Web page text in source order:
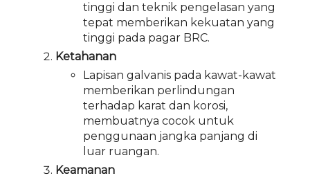
tinggi dan teknik pengelasan yang
tepat memberikan kekuatan yang
tinggi pada pagar BRC.
Ketahanan
Lapisan galvanis pada kawat-kawat
memberikan perlindungan
terhadap karat dan korosi,
membuatnya cocok untuk
penggunaan jangka panjang di
luar ruangan.
Keamanan